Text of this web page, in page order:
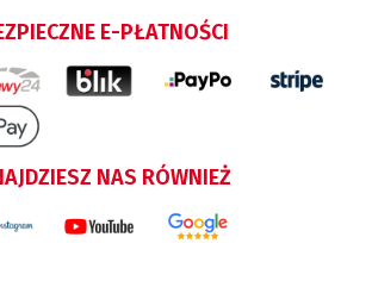
E-PŁATNOŚCI
NAS RÓWNIEŻ